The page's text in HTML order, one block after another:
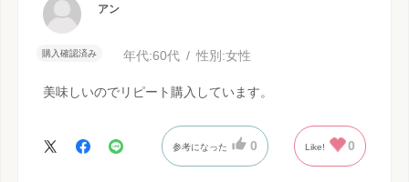
アン
購入確認済み 年代:60代 性別:女性
美味しいのでリピート購入しています。
参考になった 0 Like! 0